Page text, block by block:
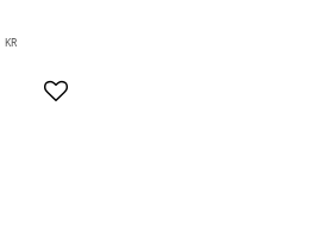
KR
Add to favorites